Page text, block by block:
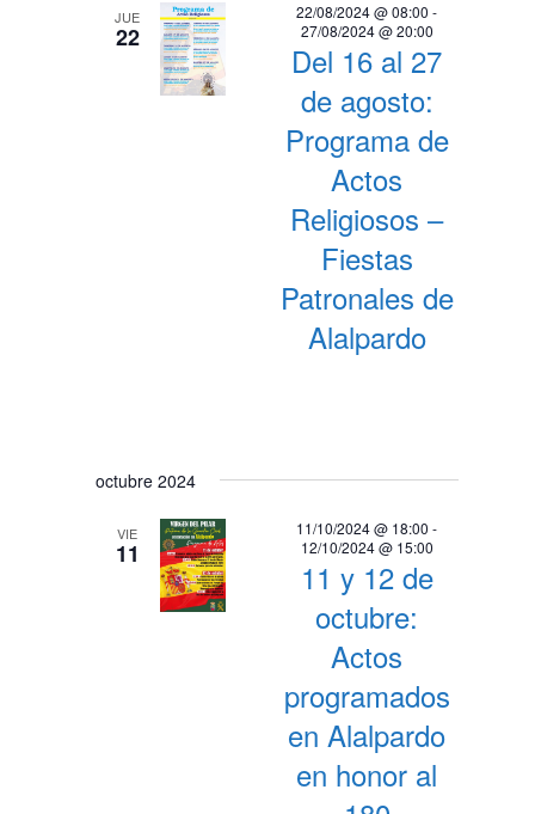
JUE
22
Del 16 al 27
de agosto:
Programa de
Actos
Religiosos –
Fiestas
Patronales de
Alalpardo
22/08/2024 @ 08:00 -
27/08/2024 @ 20:00
octubre 2024
VIE
11
11 y 12 de
octubre:
Actos
programados
en Alalpardo
en honor al
11/10/2024 @ 18:00 -
12/10/2024 @ 15:00